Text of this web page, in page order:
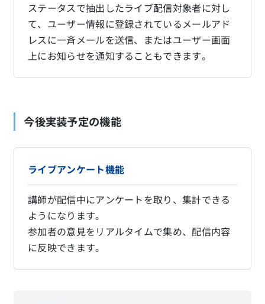
ステータスで抽出したライブ配信対象者に対し
て、ユーザー情報に登録されているメールアド
レスに一斉メールを送信、またはユーザー画面
上にお知らせを通知することもできます。
今後実装予定の機能
ライブアンケート機能
講師が配信中にアンケートを取り、集計できる
ようになります。
参加者の意見をリアルタイムで集め、配信内容
に反映できます。